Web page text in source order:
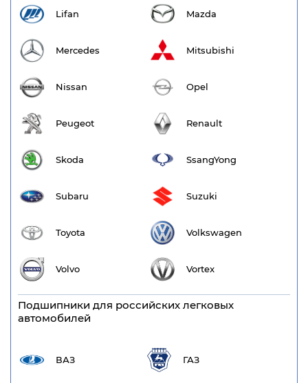
Lifan Mazda
Mercedes Mitsubishi
Nissan Opel
Peugeot Renault
Skoda SsangYong
Subaru Suzuki
Toyota Volkswagen
Volvo Vortex
Подшипники для российских легковых
автомобилей
ВАЗ ГАЗ